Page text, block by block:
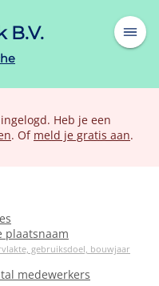
B.V.
Heb je een
. Of meld je gratis aan.
plaatsnaam
gebruiksdoel, bouwjaar
medewerkers